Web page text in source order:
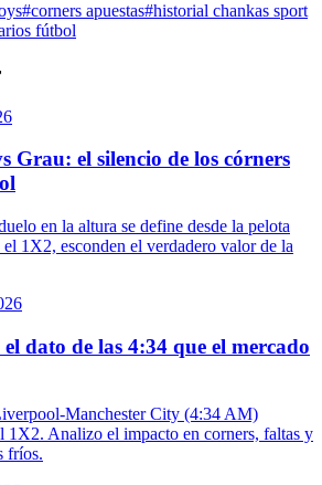
#corners apuestas#historial chankas sport
fútbol
Grau: el silencio de los córners
en la altura se define desde la pelota
1X2, esconden el verdadero valor de la
dato de las 4:34 que el mercado
Manchester City (4:34 AM)
1X2. Analizo el impacto en corners, faltas y
fríos.